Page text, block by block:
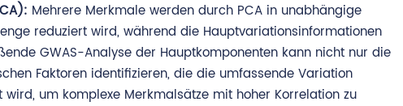
Mehrere Merkmale werden durch PCA in unabhängige
reduziert wird, während die Hauptvariationsinformationen
GWAS-Analyse der Hauptkomponenten kann nicht nur die
Faktoren identifizieren, die die umfassende Variation
um komplexe Merkmalsätze mit hoher Korrelation zu